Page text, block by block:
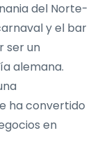
del Norte-
y el bar
ser un
alemana.
ha convertido
en